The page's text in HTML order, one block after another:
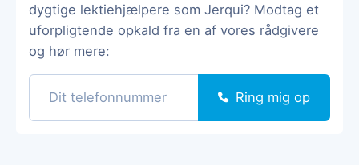
dygtige lektiehjælpere som Jerqui? Modtag et
uforpligtende opkald fra en af vores rådgivere
og hør mere:
Ring mig op